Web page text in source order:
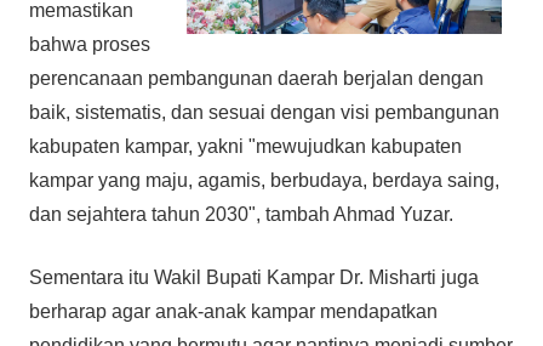
memastikan
bahwa proses
perencanaan pembangunan daerah berjalan dengan
baik, sistematis, dan sesuai dengan visi pembangunan
kabupaten kampar, yakni "mewujudkan kabupaten
kampar yang maju, agamis, berbudaya, berdaya saing,
dan sejahtera tahun 2030", tambah Ahmad Yuzar.
Sementara itu Wakil Bupati Kampar Dr. Misharti juga
berharap agar anak-anak kampar mendapatkan